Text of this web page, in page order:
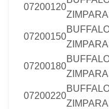
07200120
07200150
07200180
07200220